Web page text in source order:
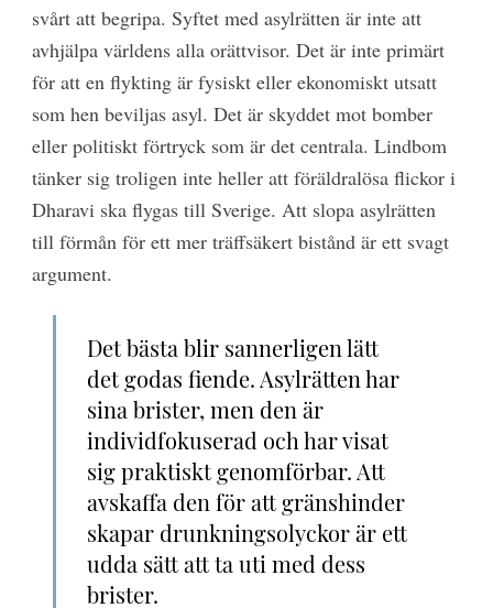
svårt att begripa. Syftet med asylrätten är inte att
avhjälpa världens alla orättvisor. Det är inte primärt
för att en flykting är fysiskt eller ekonomiskt utsatt
som hen beviljas asyl. Det är skyddet mot bomber
eller politiskt förtryck som är det centrala. Lindbom
tänker sig troligen inte heller att föräldralösa flickor i
Dharavi ska flygas till Sverige. Att slopa asylrätten
till förmån för ett mer träffsäkert bistånd är ett svagt
argument.
Det bästa blir sannerligen lätt
det godas fiende. Asylrätten har
sina brister, men den är
individfokuserad och har visat
sig praktiskt genomförbar. Att
avskaffa den för att gränshinder
skapar drunkningsolyckor är ett
udda sätt att ta uti med dess
brister.